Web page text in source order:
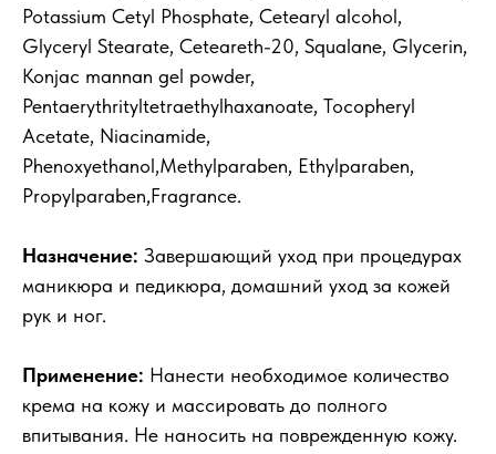
Potassium Cetyl Phosphate, Cetearyl alcohol,
Glyceryl Stearate, Ceteareth-20, Squalane, Glycerin,
Konjac mannan gel powder,
Pentaerythrityltetraethylhaxanoate, Tocopheryl
Acetate, Niacinamide,
Phenoxyethanol,Methylparaben, Ethylparaben,
Propylparaben,Fragrance.
Назначение: Завершающий уход при процедурах
маникюра и педикюра, домашний уход за кожей
рук и ног.
Применение: Нанести необходимое количество
крема на кожу и массировать до полного
впитывания. Не наносить на поврежденную кожу.